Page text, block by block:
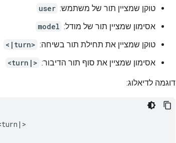
טוקן שמציין תור של משתמש: user
אסימון שמציין תור של מודל: model
טוקן שמציין את תחילת תור בשיחה: <|turn>
אסימון שמציין את סוף תור הדיבור: <turn|>
דוגמה לדיאלוג: